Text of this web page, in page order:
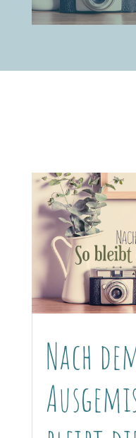
Nach